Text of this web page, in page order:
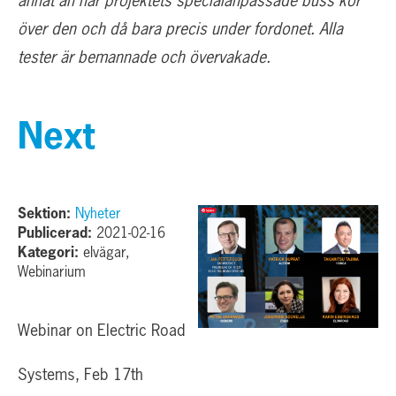
över den och då bara precis under fordonet. Alla
tester är bemannade och övervakade.
Next
Sektion: Nyheter
Publicerad: 2021-02-16
Kategori: elvägar,
Webinarium
Webinar on Electric Road
Systems, Feb 17th